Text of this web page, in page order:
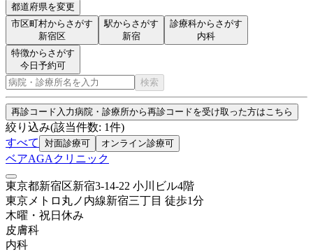
都道府県を変更
市区町村からさがす
新宿区
駅からさがす
新宿
診療科からさがす
内科
特徴からさがす
今日予約可
検索
再診コード入力病院・診療所から再診コードを受け取った方はこちら
絞り込み(該当件数: 1件)
すべて
対面診療可 オンライン診療可
ベアAGAクリニック
東京都新宿区新宿3-14-22 小川ビル4階
東京メトロ丸ノ内線新宿三丁目 徒歩1分
木曜・祝日 休み
皮膚科
内科